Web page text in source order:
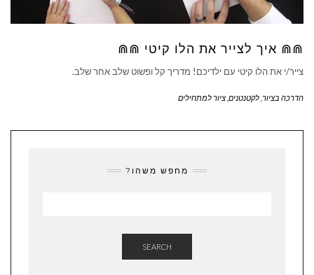
⋒⋒ איך לצייר את הלו קיטי ⋒⋒
צייר/י את הלו קיטי עם ילדיכם! מדריך קל ופשוט שלב אחר שלב.
הדרכה בציור לקטנטנים ציור למתחילים
מחפש משהו?
SEARCH